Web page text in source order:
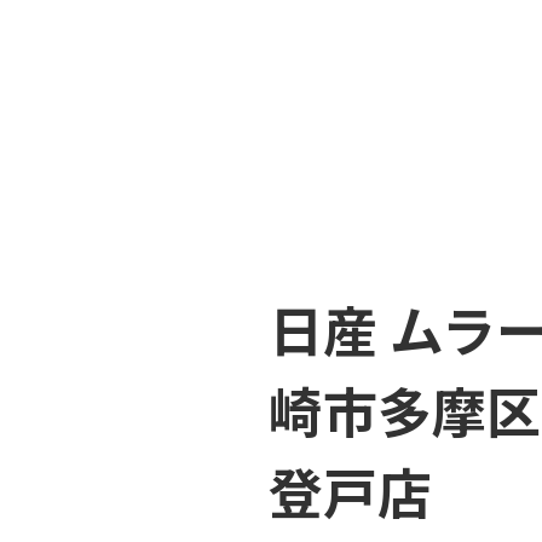
日産 ムラ
崎市多摩
登戸店